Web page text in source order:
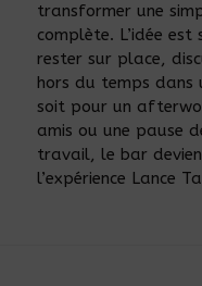
transformer une
complète. L’idée
rester sur place,
hors du temps dans
soit pour un
amis ou une pause
travail, le bar
l’expérience Lance